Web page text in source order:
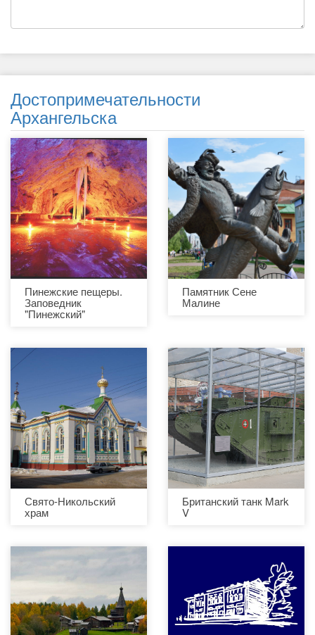
Достопримечательности
Архангельска
Пинежские пещеры.
Заповедник
"Пинежский"
Памятник Сене
Малине
Свято-Никольский
храм
Британский танк Mark
V